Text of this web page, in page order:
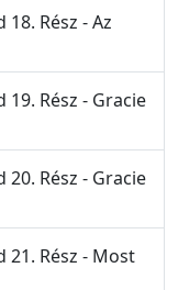
18. Rész - Az
19. Rész - Gracie
20. Rész - Gracie
21. Rész - Most